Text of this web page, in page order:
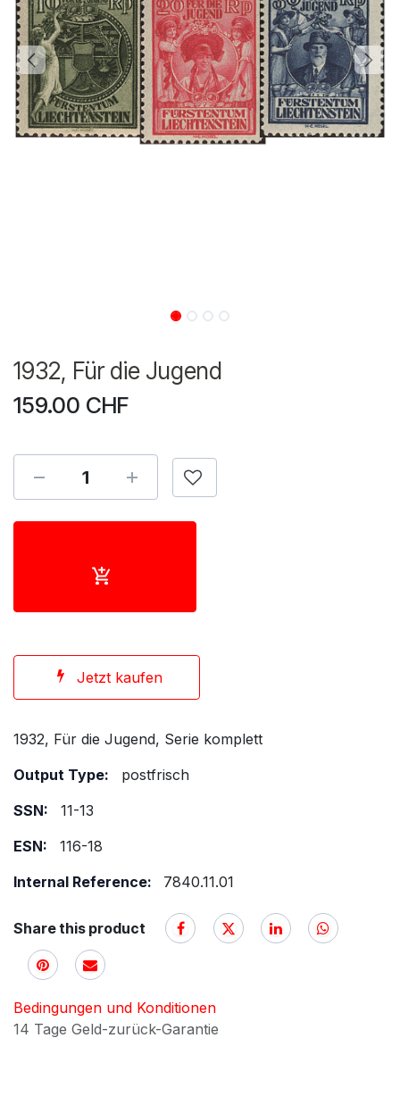
1932, Für die Jugend
159.00 CHF
Jetzt kaufen
1932, Für die Jugend, Serie komplett
Output Type:
postfrisch
SSN:
11-13
ESN:
116-18
Internal Reference:
7840.11.01
Share this product
Bedingungen und Konditionen
14 Tage Geld-zurück-Garantie